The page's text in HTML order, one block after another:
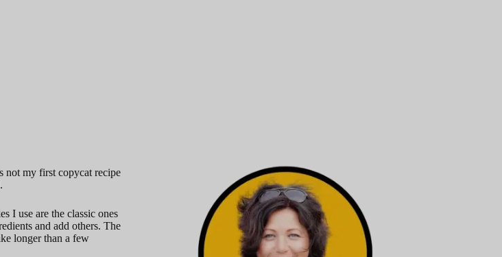
not my first copycat recipe
I use are the classic ones
and add others. The
longer than a few